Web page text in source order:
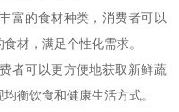
富的食材种类，消费者可以
材，满足个性化需求。
者可以更方便地获取新鲜蔬
衡饮食和健康生活方式。